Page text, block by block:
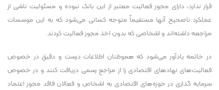
قرار ندارد، دارای مجوز فعالیت معتبر از این بانک نبوده و مسئولیت ناشی از
عملکرد ناصحیح آنها مستقیماً متوجه کسانی می‌شود که به این موسسات
مراجعه داشته‌اند و اشخاصی که بدون اخذ مجوز فعالیت کردند.
در خاتمه یادآور می‌شود که هموطنان اطلاعات درست و دقیق در خصوص
فعالیت‌های نهاد‌های اقتصادی را از مراجع رسمی دریافت کنند و در خصوص
سرمایه گذاری در حوزه‌های اقتصادی به اشخاص و فعالان فاقد مجوز اعتماد